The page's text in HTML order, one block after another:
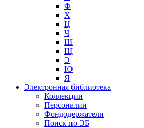
Ф
Х
Ц
Ч
Ш
Щ
Э
Ю
Я
Электронная библиотека
Коллекции
Персоналии
Фондодержатели
Поиск по ЭБ